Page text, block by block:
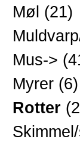
Møl (21)
Mus->
Myrer (6)
Rotter